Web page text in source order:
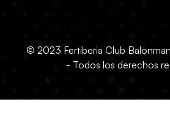
© 2023 Fertiberia Club
- Todos los derechos